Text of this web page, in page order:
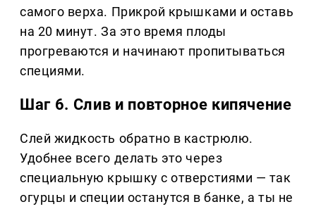
самого верха. Прикрой крышками и оставь
на 20 минут. За это время плоды
прогреваются и начинают пропитываться
специями.
Шаг 6. Слив и повторное кипячение
Слей жидкость обратно в кастрюлю.
Удобнее всего делать это через
специальную крышку с отверстиями — так
огурцы и специи останутся в банке, а ты не